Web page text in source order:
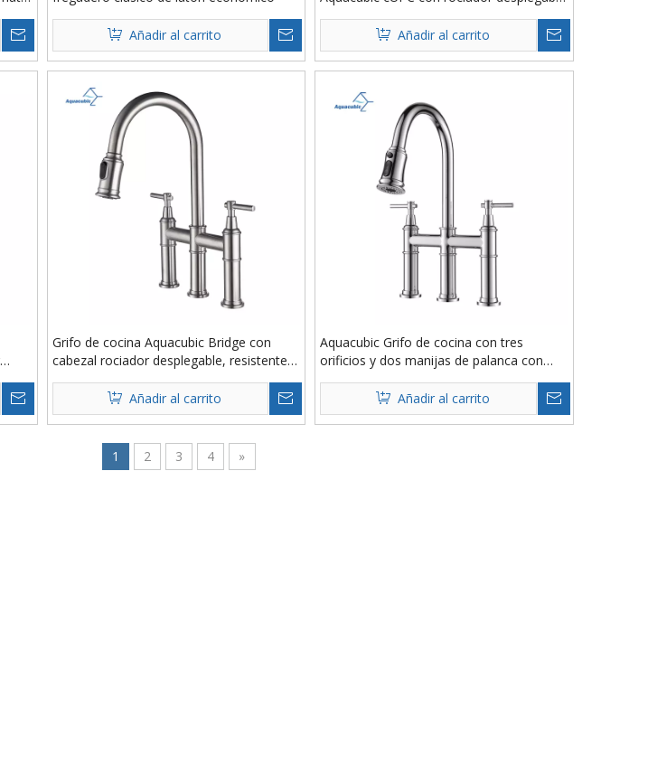
Añadir al carrito
Grifo de fregadero de cocina sin manchas
resistente a huellas dactilares de 3
orificios
Añadir al carrito
Grifo de cocina Aquacubic Bridge con
cabezal rociador desplegable, resistente a
huellas dactilares, sin manchas
Añadir al carrito
Aquacubic Grifo de cocina con tres
orificios y dos manijas de palanca con
puente de transición y rociador extraíble
en cromo pulidoAñadir al carrito
1 2 3 4 »